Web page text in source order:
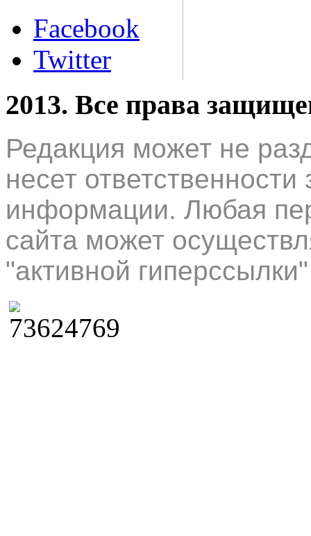
Facebook
Twitter
2013. Все права
Редакция может не
несет
информации. Любая
сайта может
"активной